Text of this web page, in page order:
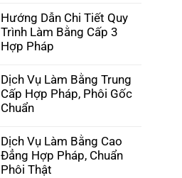
bình
luận
ở
Review
Đại
Học
–
Kinh
Lừa
Đảo
Hướng Dẫn Chi Tiết Quy
Trình Làm Bằng Cấp 3
Hợp Pháp
bình
luận
ở
Hướng
Tiết
Quy
Trình
Làm
Dịch Vụ Làm Bằng Trung
Cấp Hợp Pháp, Phôi Gốc
Chuẩn
bình
luận
ở
Dịch
Dịch Vụ Làm Bằng Cao
Đẳng Hợp Pháp, Chuẩn
Phôi Thật